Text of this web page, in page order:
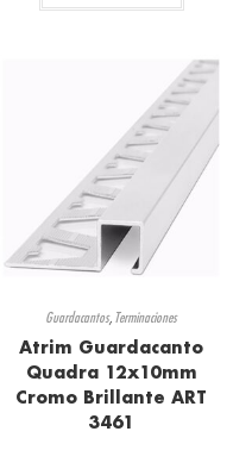
Guardacantos, Terminaciones
Atrim Guardacanto
Quadra 12x10mm
Cromo Brillante ART
3461